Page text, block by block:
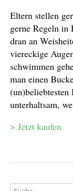
Eltern stellen
gerne Regeln
dran an
viereckige
schwimmen
man einen
unterhaltsam,
> Jetzt kaufen